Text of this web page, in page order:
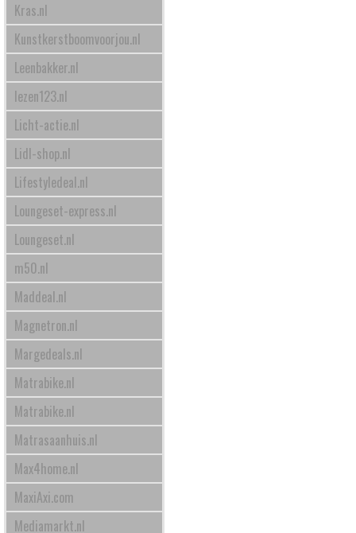
Kras.nl
Kunstkerstboomvoorjou.nl
Leenbakker.nl
lezen123.nl
Licht-actie.nl
Lidl-shop.nl
Lifestyledeal.nl
Loungeset-express.nl
Loungeset.nl
m50.nl
Maddeal.nl
Magnetron.nl
Margedeals.nl
Matrabike.nl
Matrabike.nl
Matrasaanhuis.nl
Max4home.nl
MaxiAxi.com
Mediamarkt.nl